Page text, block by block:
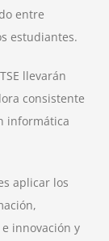
entre
estudiantes.
llevarán
consistente
informática
aplicar los
innovación y